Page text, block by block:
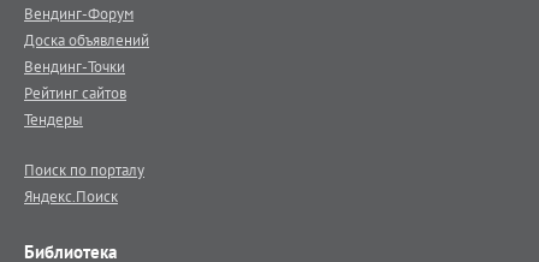
Вендинг-Форум
Доска объявлений
Вендинг-Точки
Рейтинг сайтов
Тендеры
Поиск по порталу
Яндекс.Поиск
Библиотека